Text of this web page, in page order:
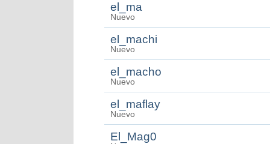
el_ma
Nuevo
el_machi
Nuevo
el_macho
Nuevo
el_maflay
Nuevo
El_Mag0